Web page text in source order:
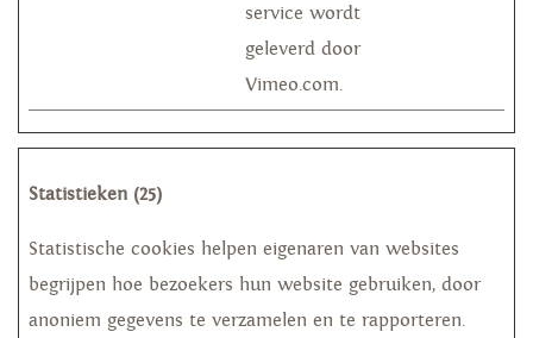
service wordt
geleverd door
Vimeo.com.
Statistieken (25)
Statistische cookies helpen eigenaren van websites
begrijpen hoe bezoekers hun website gebruiken, door
anoniem gegevens te verzamelen en te rapporteren.